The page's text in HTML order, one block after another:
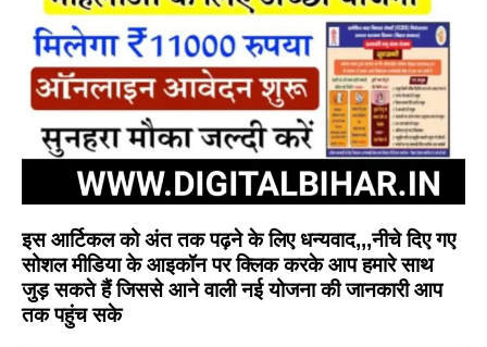
इस आर्टिकल को अंत तक पढ़ने के लिए धन्यवाद,,,नीचे दिए गए
सोशल मीडिया के आइकॉन पर क्लिक करके आप हमारे साथ
जुड़ सकते हैं जिससे आने वाली नई योजना की जानकारी आप
तक पहुंच सके